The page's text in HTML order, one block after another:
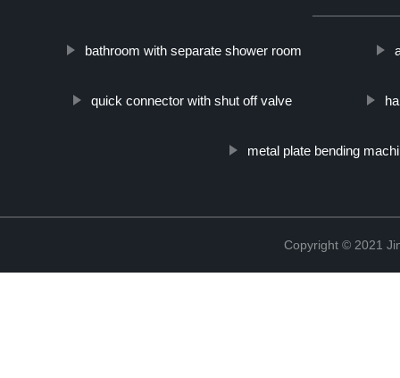
bathroom with separate shower room
quick connector with shut off valve
metal plate bending
Copyright © 2021